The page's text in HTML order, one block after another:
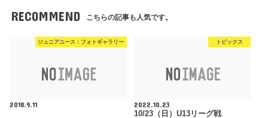
RECOMMEND こちらの記事も人気です。
ジュニアユース：フォトギャラリー
2018.9.11
トピックス
2022.10.23
10/23（日）U13リーグ戦